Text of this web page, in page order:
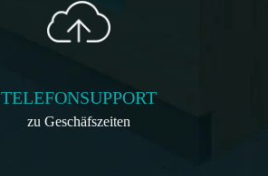
TELEFONSUPPORT
zu Geschäfszeiten